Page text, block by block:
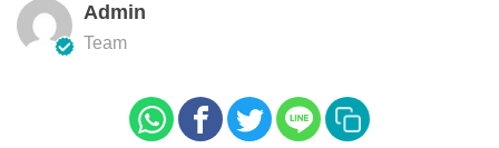
Admin
Team